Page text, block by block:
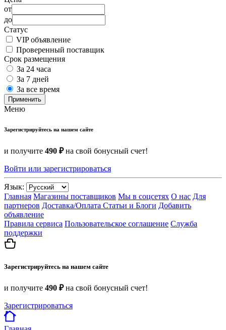
от
до
Статус
VIP объявление
Проверенный поставщик
Срок размещения
За 24 часа
За 7 дней
За все время
Применить
Меню
Зарегистрируйтесь на нашем сайте
и получите 490 ₽на свой бонусный счет!
Войти или зарегистрироваться
Язык:
Главная Магазины поставщиков Мы в соцсетях О нас Для
партнеров Доставка/Оплата Статьи и Блоги Добавить
объявление
Правила сервиса Пользовательское соглашение Служба
поддержки
Зарегистрируйтесь на нашем сайте
и получите 490 ₽на свой бонусный счет!
Зарегистрироваться